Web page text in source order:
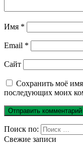
Имя *
Email *
Сайт
Сохранить моё
последующих моих
Поиск по:
Свежие записи